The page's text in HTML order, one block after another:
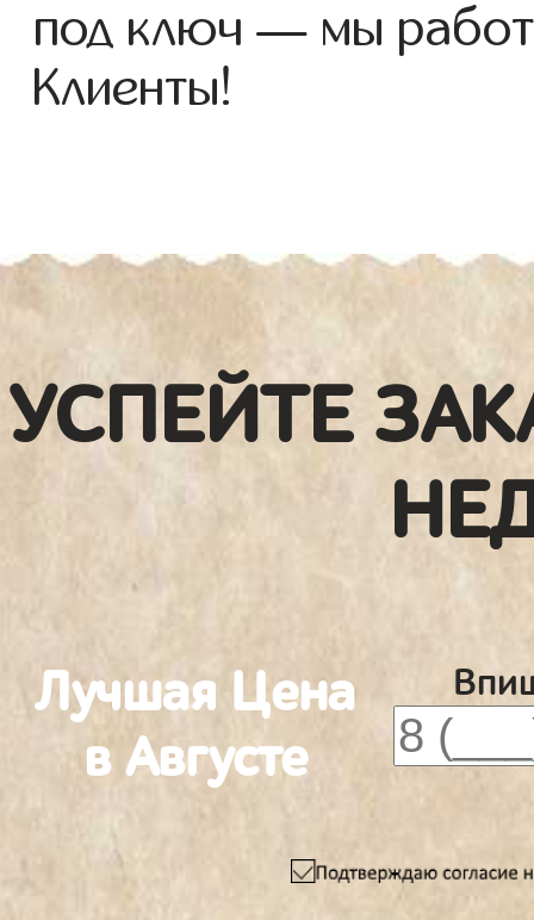
под ключ — мы
Клиенты!
УСПЕЙТЕ
Лучшая Цена
в Августе